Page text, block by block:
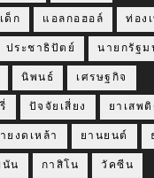
เด็ก แอลกอฮอล์ ท่อง
ประชาธิปัตย์ นายกรัฐม
นิพนธ์ เศรษฐกิจ
ปัจจัยเสี่ยง ยาเสพ
ยงดเหล้า ยานยนต์
นัน กาสิโน วัคซีน